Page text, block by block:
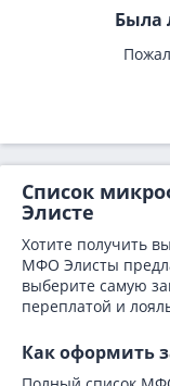
Была
Список
Элисте
Хотите получить
МФО Элисты
выберите самую
переплатой и
Как оформить